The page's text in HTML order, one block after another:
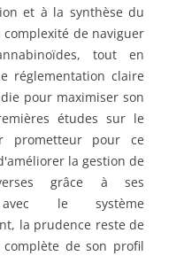
et à la synthèse du
complexité de naviguer
tout en
réglementation claire
pour maximiser son
études sur le
prometteur pour ce
la gestion de
grâce à ses
le système
la prudence reste de
de son profil